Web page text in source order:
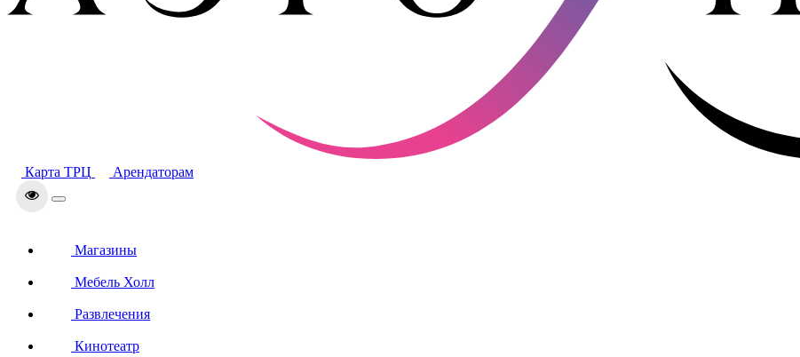
Карта ТРЦ Арендаторам
Магазины
Мебель Холл
Развлечения
Кинотеатр